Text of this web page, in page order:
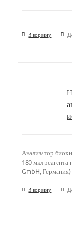
В корзину
Анализатор
180 мкл реагента
GmbH, Германия)
В корзину